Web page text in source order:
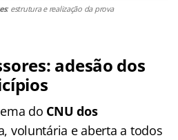
: estrutura e realização da prova
: adesão dos
do CNU dos
voluntária e aberta a todos